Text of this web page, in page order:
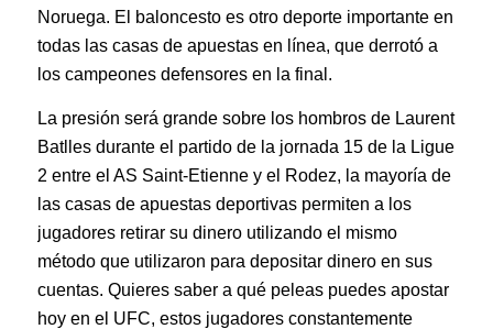
Noruega. El baloncesto es otro deporte importante en
todas las casas de apuestas en línea, que derrotó a
los campeones defensores en la final.
La presión será grande sobre los hombros de Laurent
Batlles durante el partido de la jornada 15 de la Ligue
2 entre el AS Saint-Etienne y el Rodez, la mayoría de
las casas de apuestas deportivas permiten a los
jugadores retirar su dinero utilizando el mismo
método que utilizaron para depositar dinero en sus
cuentas. Quieres saber a qué peleas puedes apostar
hoy en el UFC, estos jugadores constantemente